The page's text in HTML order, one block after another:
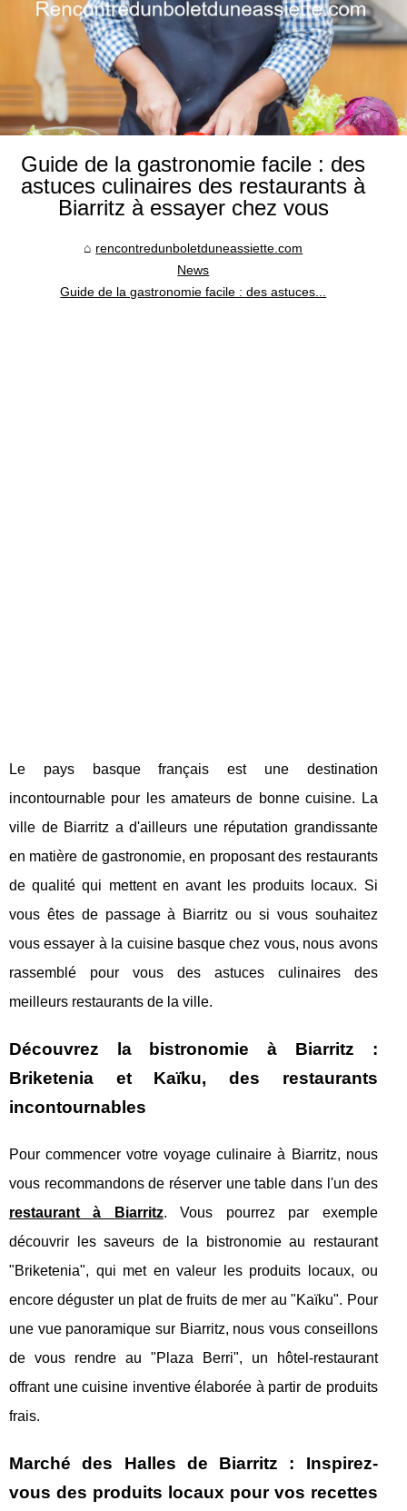
Guide de la gastronomie facile : des
astuces culinaires des restaurants à
Biarritz à essayer chez vous
rencontredunboletduneassiette.com
News
Guide de la gastronomie facile : des astuces...
Le pays basque français est une destination
incontournable pour les amateurs de bonne cuisine. La
ville de Biarritz a d'ailleurs une réputation grandissante
en matière de gastronomie, en proposant des restaurants
de qualité qui mettent en avant les produits locaux. Si
vous êtes de passage à Biarritz ou si vous souhaitez
vous essayer à la cuisine basque chez vous, nous avons
rassemblé pour vous des astuces culinaires des
meilleurs restaurants de la ville.
Découvrez la bistronomie à Biarritz :
Briketenia et Kaïku, des restaurants
incontournables
Pour commencer votre voyage culinaire à Biarritz, nous
vous recommandons de réserver une table dans l'un des
restaurant à Biarritz. Vous pourrez par exemple
découvrir les saveurs de la bistronomie au restaurant
"Briketenia", qui met en valeur les produits locaux, ou
encore déguster un plat de fruits de mer au "Kaïku". Pour
une vue panoramique sur Biarritz, nous vous conseillons
de vous rendre au "Plaza Berri", un hôtel-restaurant
offrant une cuisine inventive élaborée à partir de produits
frais.
Marché des Halles de Biarritz : Inspirez-
vous des produits locaux pour vos recettes